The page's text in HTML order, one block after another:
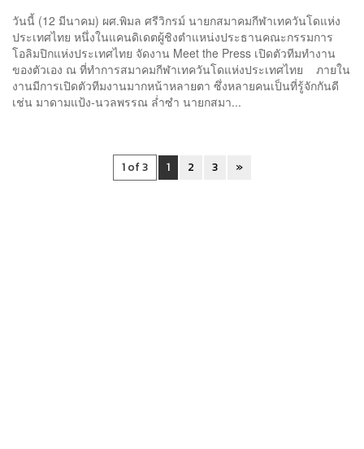
วันนี้ (12 มีนาคม) ผศ.พิมล ศรีวิกรม์ นายกสมาคมกีฬาเทควันโดแห่ง
ประเทศไทย หนึ่งในแคนดิเดตผู้ชิงตำแหน่งประธานคณะกรรมการ
โอลิมปิกแห่งประเทศไทย จัดงาน Meet the Press เปิดตัวทีมทำงาน
ของตัวเอง ณ ที่ทำการสมาคมกีฬาเทควันโดแห่งประเทศไทย ภายใน
งานมีการเปิดตัวทีมงานมากหน้าหลายตา ซึ่งหลายคนเป็นที่รู้จักกันดี
เช่น มาดามแป้ง-นวลพรรณ ล่ำซำ นายกสมา...
1 of 3 1 2 3 »